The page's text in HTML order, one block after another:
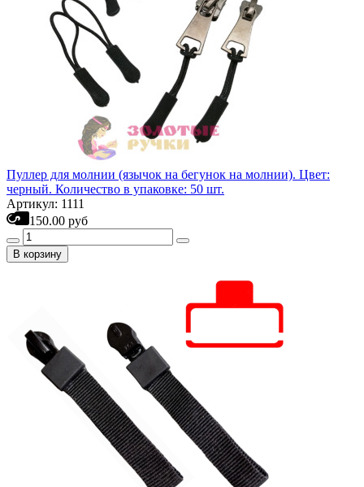
Пуллер для молнии (язычок на бегунок на молнии). Цвет:
черный. Количество в упаковке: 50 шт.
Артикул: 1111
150.00 руб
В корзину